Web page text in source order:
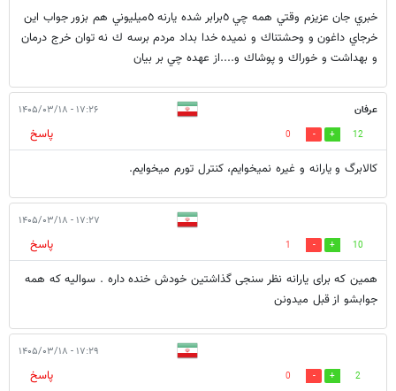
خبري جان عزيزم وقتي همه چي ٥برابر شده يارنه ٥ميليوني هم بزور جواب اين
خرجاي داغون و وحشتناك و نميده خدا بداد مردم برسه ك نه توان خرج درمان
و بهداشت و خوراك و پوشاك و....از عهده چي بر بيان
عرفان ۱۷:۲۶ - ۱۴۰۵/۰۳/۱۸
12
0
پاسخ
کالابرگ و یارانه و غیره نمیخوایم، کنترل تورم میخوایم.
۱۷:۲۷ - ۱۴۰۵/۰۳/۱۸
10
1
پاسخ
همین که برای یارانه نظر سنجی گذاشتین خودش خنده داره . سوالیه که همه
جوابشو از قبل میدونن
۱۷:۲۹ - ۱۴۰۵/۰۳/۱۸
2
0
پاسخ